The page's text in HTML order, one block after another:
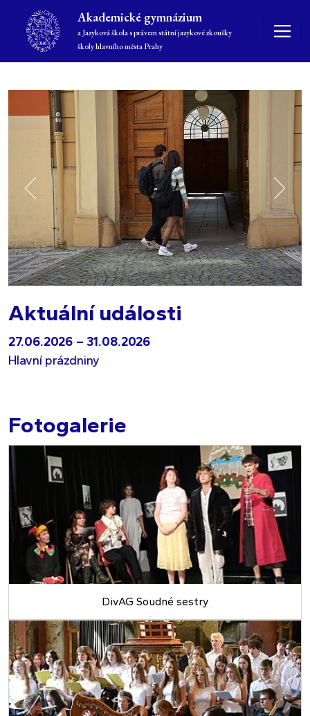
Akademické gymnázium
a Jazyková škola s právem státní jazykové zkoušky
školy hlavního města Prahy
zurück
Aktuální události
27.06.2026 – 31.08.2026
Hlavní prázdniny
Fotogalerie
DivAG Soudné sestry